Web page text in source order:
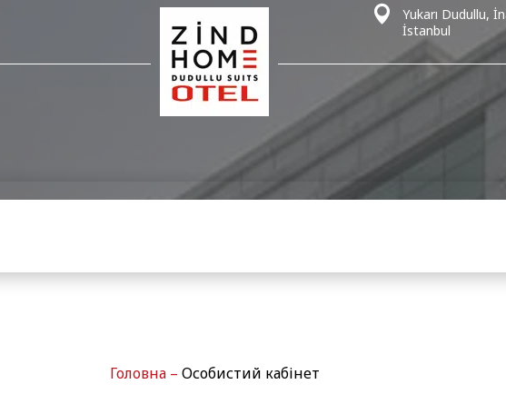
Yukarı Dudullu,
İstanbul
Головна – Особистий кабінет